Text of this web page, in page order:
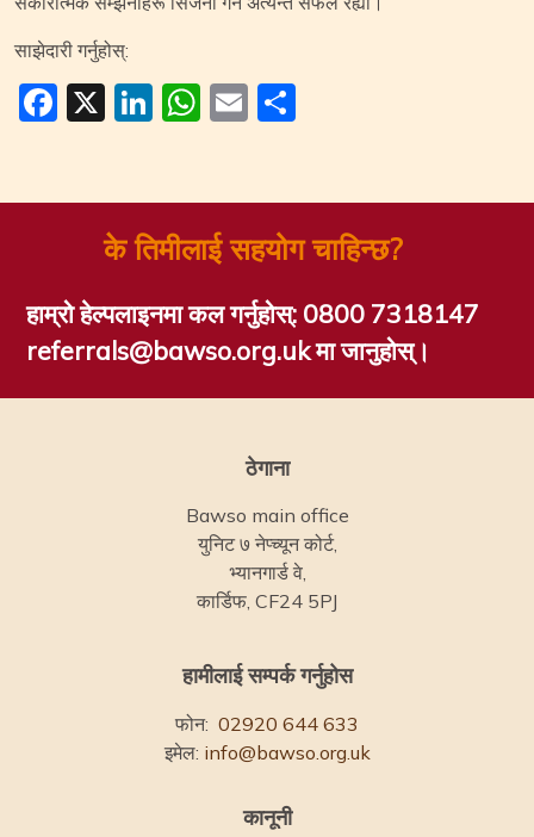
साझेदारी गर्नुहोस्:
Facebook
X LinkedIn
WhatsApp
Email
के तिमीलाई सहयोग चाहिन्छ?
हाम्रो हेल्पलाइनमा कल गर्नुहोस्: 0800 7318147
referrals@bawso.org.uk मा जानुहोस्।
ठेगाना
Bawso main office
युनिट ७ नेप्च्यून कोर्ट,
भ्यानगार्ड वे,
कार्डिफ, CF24 5PJ
हामीलाई सम्पर्क गर्नुहोस
फोन: 02920 644 633
इमेल: info@bawso.org.uk
कानूनी